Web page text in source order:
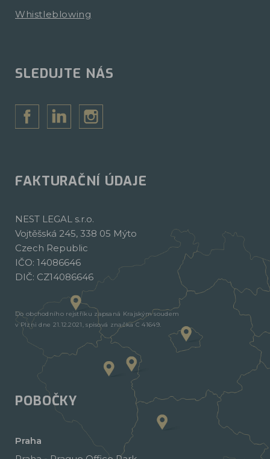
Whistleblowing
SLEDUJTE NÁS
FAKTURAČNÍ ÚDAJE
NEST LEGAL s.r.o.
Vojtěšská 245, 338 05 Mýto
Czech Republic
IČO: 14086646
DIČ: CZ14086646
Do obchodního rejstříku zapsaná Krajským soudem
v Plzni dne 21.12.2021, spisová značka C 41649.
POBOČKY
Praha